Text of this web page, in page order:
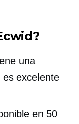
una
excelente
en 50